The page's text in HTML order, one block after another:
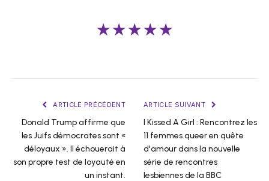
★★★★★
ARTICLE PRÉCÉDENT
Donald Trump affirme que
les Juifs démocrates sont «
déloyaux ». Il échouerait à
son propre test de loyauté en
un instant.
ARTICLE SUIVANT
I Kissed A Girl : Rencontrez les
11 femmes queer en quête
d'amour dans la nouvelle
série de rencontres
lesbiennes de la BBC